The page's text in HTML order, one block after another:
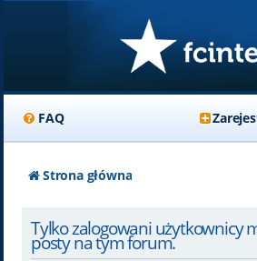
FAQ
Strona główna
Tylko zalogowani użytkownicy
posty na tym forum.